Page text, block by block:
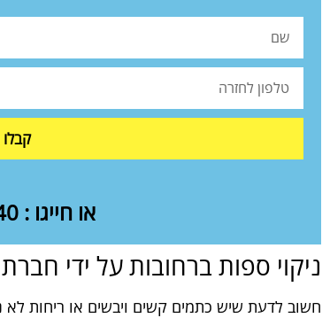
או חייגו : 050-8895140
ניקוי ספות ברחובות על ידי
חשוב לדעת שיש כתמים קשים ויבשים או ריחות לא